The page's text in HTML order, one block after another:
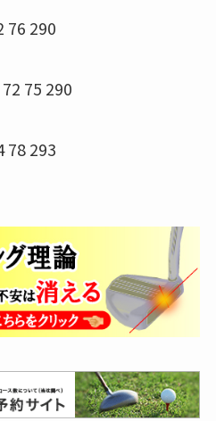
76 290
75 290
78 293